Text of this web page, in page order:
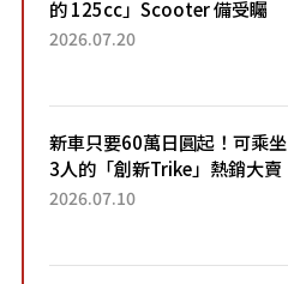
的 125cc」Scooter 備受矚
目！採用全新流線設計與各項
2026.07.20
新車只要60萬日圓起！可乘坐
3人的「創新Trike」熱銷大賣
成為人氣車款！「養車成本真
2026.07.10